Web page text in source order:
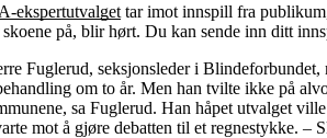
ekspertutvalget tar imot innspill fra
skoene på, blir hørt. Du kan sende inn ditt
Fuglerud, seksjonsleder i
om to år. Men han tvilte ikke på
sa Fuglerud. Han håpet utvalget
mot å gjøre debatten til et regnestykke.